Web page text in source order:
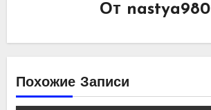
От nastya980
Похожие Записи